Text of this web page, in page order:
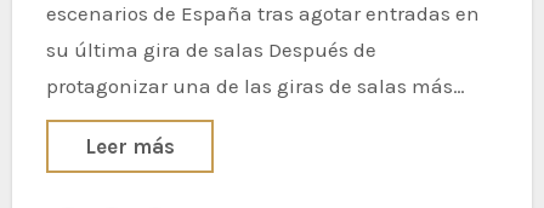
escenarios de España tras agotar entradas en
su última gira de salas Después de
protagonizar una de las giras de salas más…
Leer más